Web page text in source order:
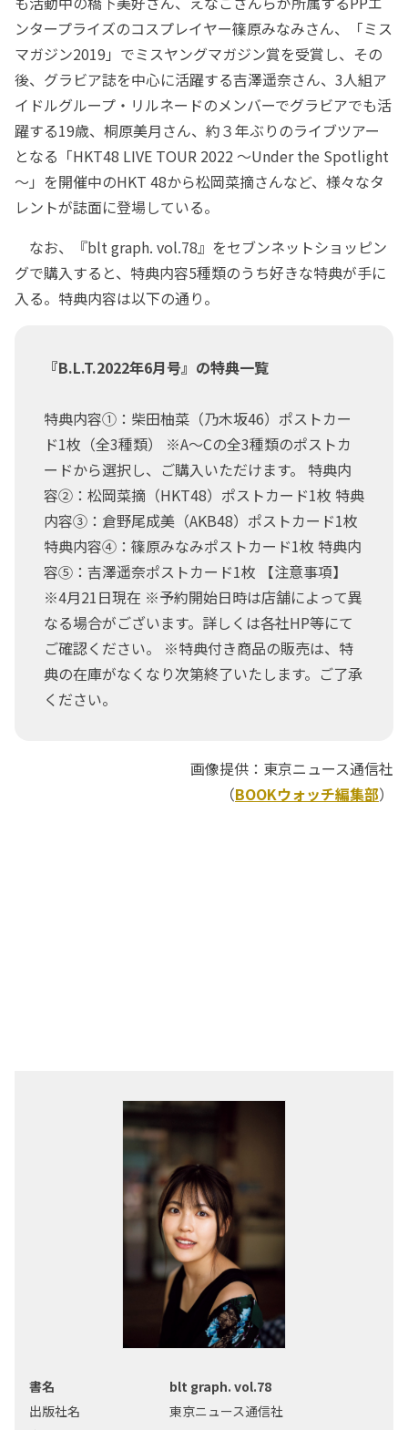
ンタープライズのコスプレイヤー篠原みなみさん、「ミス
マガジン2019」でミスヤングマガジン賞を受賞し、その
後、グラビア誌を中心に活躍する吉澤遥奈さん、3人組ア
イドルグループ・リルネードのメンバーでグラビアでも活
躍する19歳、桐原美月さん、約３年ぶりのライブツアー
となる「HKT48 LIVE TOUR 2022 ～Under the Spotlight
～」を開催中のHKT 48から松岡菜摘さんなど、様々なタ
レントが誌面に登場している。
なお、『blt graph. vol.78』をセブンネットショッピン
グで購入すると、特典内容5種類のうち好きな特典が手に
入る。特典内容は以下の通り。
『B.L.T.2022年6月号』の特典一覧
特典内容①：柴田柚菜（乃木坂46）ポストカー
ド1枚（全3種類） ※A～Cの全3種類のポストカ
ードから選択し、ご購入いただけます。 特典内
容②：松岡菜摘（HKT48）ポストカード1枚 特典
内容③：倉野尾成美（AKB48）ポストカード1枚
特典内容④：篠原みなみポストカード1枚 特典内
容⑤：吉澤遥奈ポストカード1枚 【注意事項】
※4月21日現在 ※予約開始日時は店舗によって異
なる場合がございます。詳しくは各社HP等にて
ご確認ください。 ※特典付き商品の販売は、特
典の在庫がなくなり次第終了いたします。ご了承
ください。
画像提供：東京ニュース通信社
（BOOKウォッチ編集部）
書名
blt graph. vol.78
出版社名
東京ニュース通信社